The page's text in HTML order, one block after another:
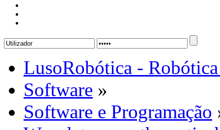
LusoRobótica -
Software »
Software e Programação